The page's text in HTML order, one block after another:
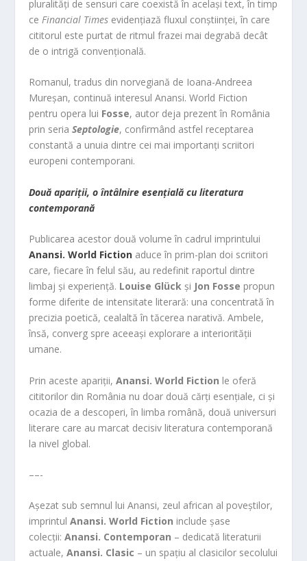
pluralități de sensuri care coexistă în același text, în timp
ceFinancial Times evidențiază fluxul conștiinței, în care
cititorul este purtat de ritmul frazei mai degrabă decât
de o intrigă convențională.
Romanul, tradus din norvegiană de Ioana-Andreea
Mureșan, continuă interesul Anansi. World Fiction
pentru opera lui Fosse, autor deja prezent în România
prin seriaSeptologie, confirmând astfel receptarea
constantă a unuia dintre cei mai importanți scriitori
europeni contemporani.
Două apariții, o întâlnire esențială cu literatura
contemporană
Publicarea acestor două volume în cadrul imprintului
Anansi. World Fiction aduce în prim-plan doi scriitori
care, fiecare în felul său, au redefinit raportul dintre
limbaj și experiență. Louise Glück și Jon Fosse propun
forme diferite de intensitate literară: una concentrată în
precizia poetică, cealaltă în tăcerea narativă. Ambele,
însă, converg spre aceeași explorare a interiorității
umane.
Prin aceste apariții,Anansi. World Fiction le oferă
cititorilor din România nu doar două cărți esențiale, ci și
ocazia de a descoperi, în limba română, două universuri
literare care au marcat decisiv literatura contemporană
la nivel global.
––-
Așezat sub semnul lui Anansi, zeul african al poveștilor,
imprintulAnansi. World Fiction include șase
colecții:Anansi. Contemporan – dedicată literaturii
actuale,Anansi. Clasic – un spațiu al clasicilor secolului